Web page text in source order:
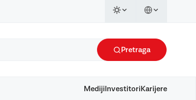
Pretraga
Mediji Investitori Karijere